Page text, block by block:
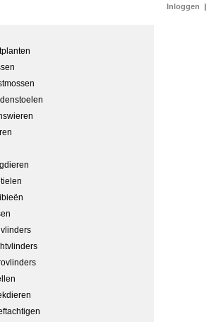
Inloggen |